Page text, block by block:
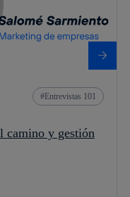
Entrevistas 101
camino y gestión